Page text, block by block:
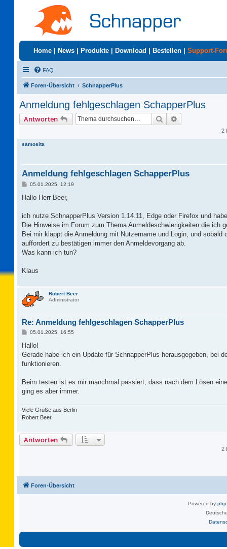
Home News Produkte Download Bestellen Support-
FAQ
Foren-Übersicht SchnapperPlus
Anmeldung fehlgeschlagen SchapperPlus
Antworten Suche
2
samosita
Anmeldung fehlgeschlagen SchapperPlus
B
i
a
05.01.2025, 12:19
Hallo Herr Beer,
ich nutze SchnapperPlus Version 1.14.11, Edge oder Firefox und
Die Hinweise im Forum zum Thema Anmeldeschwierigkeiten die ich
Bei mir klappt die Anmeldung mit Nutzername und Login, und
auffordert zu bestätigen immer den Anmeldevorgang ab.
Was kann ich tun?
Klaus
Robert Beer
Administrator
Re: Anmeldung fehlgeschlagen SchapperPlus
B
i
r
a
05.01.2025, 16:55
Hallo!
Gerade habe ich ein Update für SchnapperPlus herausgegeben, bei
funktionieren.
Beim testen ist es mir manchmal passiert, dass nach dem Lösen
ging es aber immer.
Viele Grüße aus Berlin
Robert Beer
Antworten
2
Foren-Übersicht
Powered by